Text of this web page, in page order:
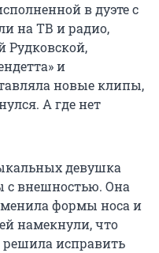
в дуэте с
на ТВ и радио,
Рудковской,
и
новые клипы,
А где нет
девушка
с внешностью. Она
формы носа и
намекнули, что
решила исправить